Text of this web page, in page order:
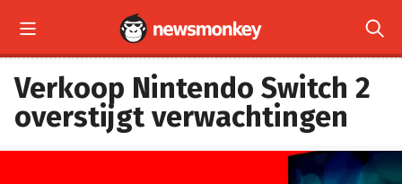
 
Verkoop Nintendo Switch 2
overstijgt verwachtingen